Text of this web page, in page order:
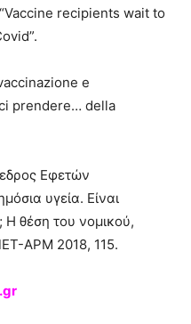
recipients wait to
e
prendere… della
Εφετών
υγεία. Είναι
Η θέση του νομικού,
ΑΡΜ 2018, 115.